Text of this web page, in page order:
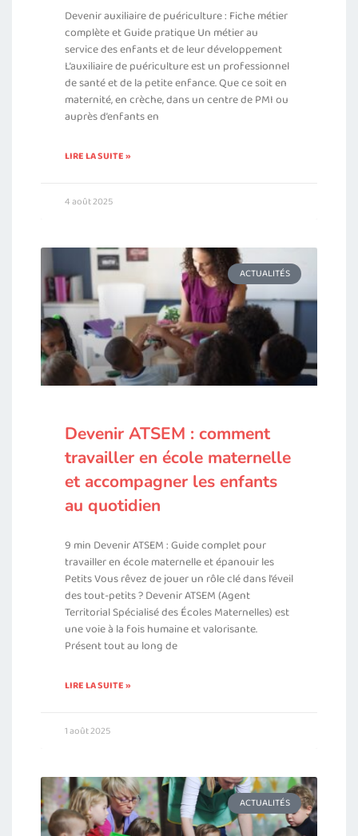
Devenir auxiliaire de puériculture : Fiche métier
complète et Guide pratique Un métier au
service des enfants et de leur développement
L’auxiliaire de puériculture est un professionnel
de santé et de la petite enfance. Que ce soit en
maternité, en crèche, dans un centre de PMI ou
auprès d’enfants en
LIRE LA SUITE »
4 août 2025
ACTUALITÉS
Devenir ATSEM : comment
travailler en école maternelle
et accompagner les enfants
au quotidien
9 min Devenir ATSEM : Guide complet pour
travailler en école maternelle et épanouir les
Petits Vous rêvez de jouer un rôle clé dans l’éveil
des tout-petits ? Devenir ATSEM (Agent
Territorial Spécialisé des Écoles Maternelles) est
une voie à la fois humaine et valorisante.
Présent tout au long de
LIRE LA SUITE »
1 août 2025
ACTUALITÉS